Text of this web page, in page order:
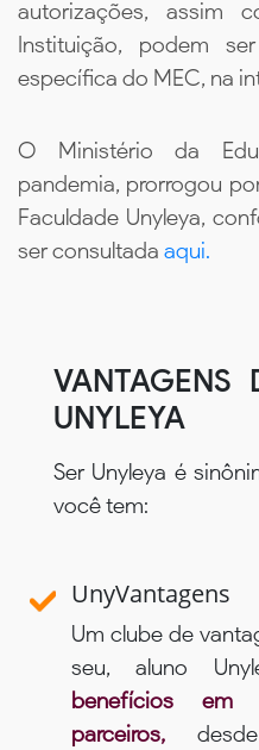
autorizações, assim
Instituição, podem
específica do MEC, na
O Ministério da
pandemia, prorrogou
Faculdade Unyleya,
ser consultada aqui.
VANTAGENS
UNYLEYA
Ser Unyleya é
você tem:
UnyVantagens
Um clube de
seu, aluno
benefícios
parceiros,